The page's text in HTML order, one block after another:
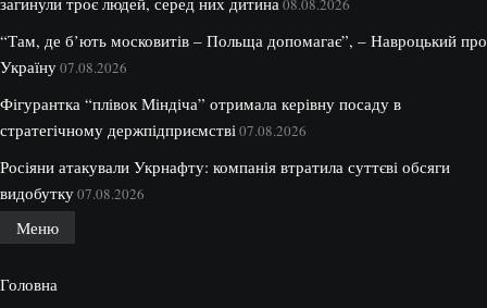
08.08.2026
“Там, де б’ють московитів – Польща допомагає”, – Навроцький про
Україну07.08.2026
Фігурантка “плівок Міндіча” отримала керівну посаду в
стратегічному держпідприємстві 07.08.2026
Росіяни атакували Укрнафту: компанія втратила суттєві обсяги
видобутку07.08.2026
Меню
Головна